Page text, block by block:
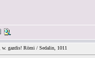
w. gazdis! Römi / Sedalin, 1011